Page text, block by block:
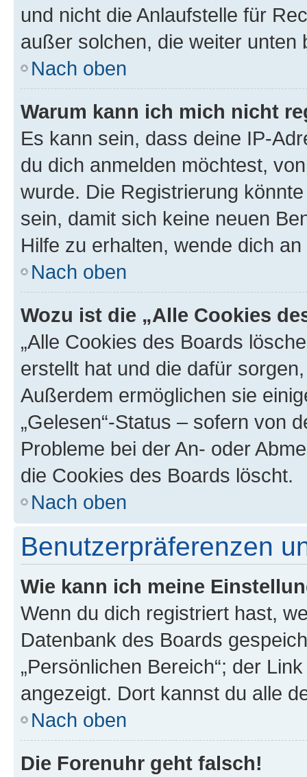
und nicht die Anlaufstelle für
außer solchen, die weiter unten
Nach oben
Warum kann ich mich nicht
Es kann sein, dass deine IP-
du dich anmelden möchtest,
wurde. Die Registrierung
sein, damit sich keine neuen
Hilfe zu erhalten, wende dich
Nach oben
Wozu ist die „Alle Cookies
„Alle Cookies des Boards
erstellt hat und die dafür
Außerdem ermöglichen sie
„Gelesen“-Status – sofern von
Probleme bei der An- oder
die Cookies des Boards löscht.
Nach oben
Benutzerpräferenzen
Wie kann ich meine
Wenn du dich registriert hast,
Datenbank des Boards
„Persönlichen Bereich“; der
angezeigt. Dort kannst du alle
Nach oben
Die Forenuhr geht falsch!